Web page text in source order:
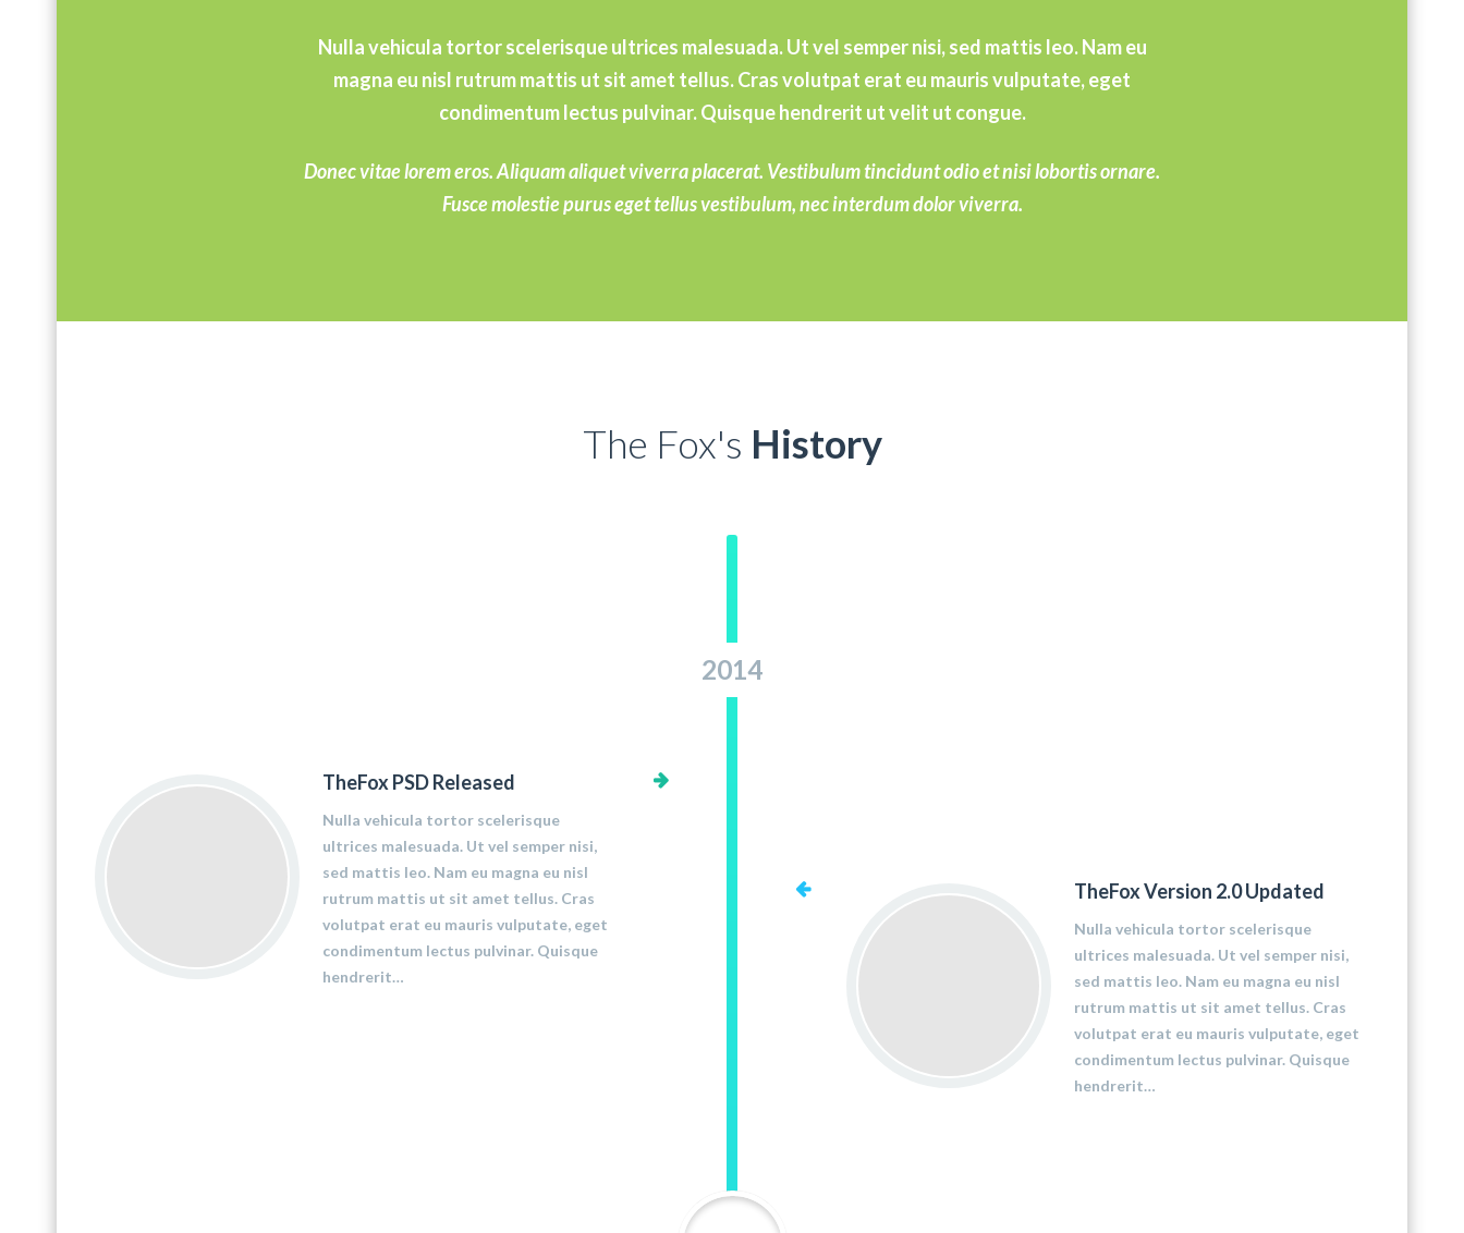
Nulla vehicula tortor scelerisque ultrices malesuada. Ut vel semper nisi, sed mattis leo. Nam eu
magna eu nisl rutrum mattis ut sit amet tellus. Cras volutpat erat eu mauris vulputate, eget
condimentum lectus pulvinar. Quisque hendrerit ut velit ut congue.
Donec vitae lorem eros. Aliquam aliquet viverra placerat. Vestibulum tincidunt odio et nisi lobortis ornare.
Fusce molestie purus eget tellus vestibulum, nec interdum dolor viverra.
The Fox's History
2014
TheFox PSD Released
Nulla vehicula tortor scelerisque
ultrices malesuada. Ut vel semper nisi,
sed mattis leo. Nam eu magna eu nisl
rutrum mattis ut sit amet tellus. Cras
volutpat erat eu mauris vulputate, eget
condimentum lectus pulvinar. Quisque
hendrerit…
TheFox Version 2.0 Updated
Nulla vehicula tortor scelerisque
ultrices malesuada. Ut vel semper nisi,
sed mattis leo. Nam eu magna eu nisl
rutrum mattis ut sit amet tellus. Cras
volutpat erat eu mauris vulputate, eget
condimentum lectus pulvinar. Quisque
hendrerit…